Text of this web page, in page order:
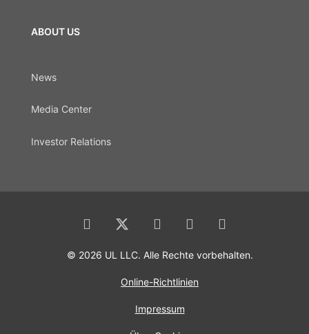
ABOUT US
News
Media Center
Investor Relations
© 2026 UL LLC. Alle Rechte vorbehalten.
Online-Richtlinien
Impressum